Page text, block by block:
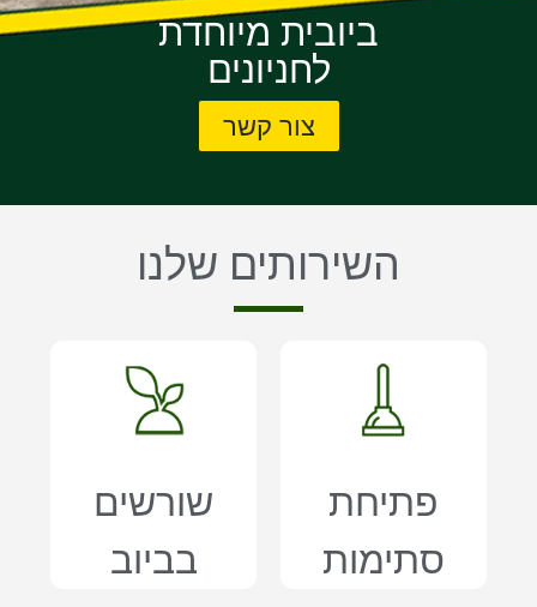
ביובית מיוחדת
לחניונים
צור קשר
השירותים שלנו
פתיחת
סתימות
שורשים
בביוב